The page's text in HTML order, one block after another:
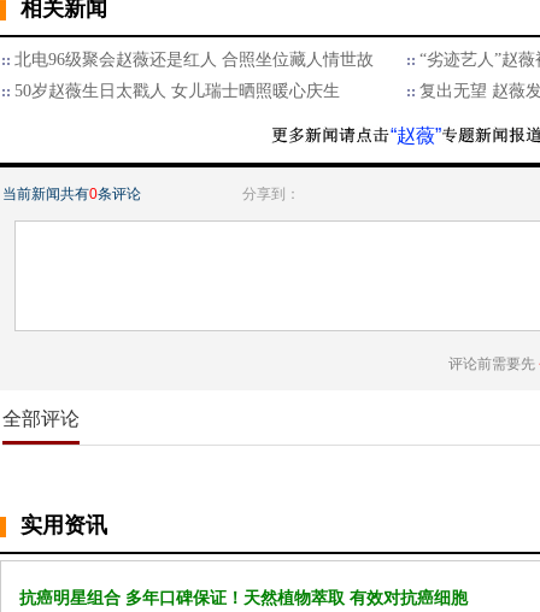
相关新闻
北电96级聚会赵薇还是红人 合照坐位藏人情世故
“劣迹艺人”赵
50岁赵薇生日太戳人 女儿瑞士晒照暖心庆生
复出无望 赵薇
“赵薇”
当前新闻共有0条评论 分享到：
评论前需要先
全部评论
实用资讯
抗癌明星组合 多年口碑保证！天然植物萃取 有效对抗癌细胞